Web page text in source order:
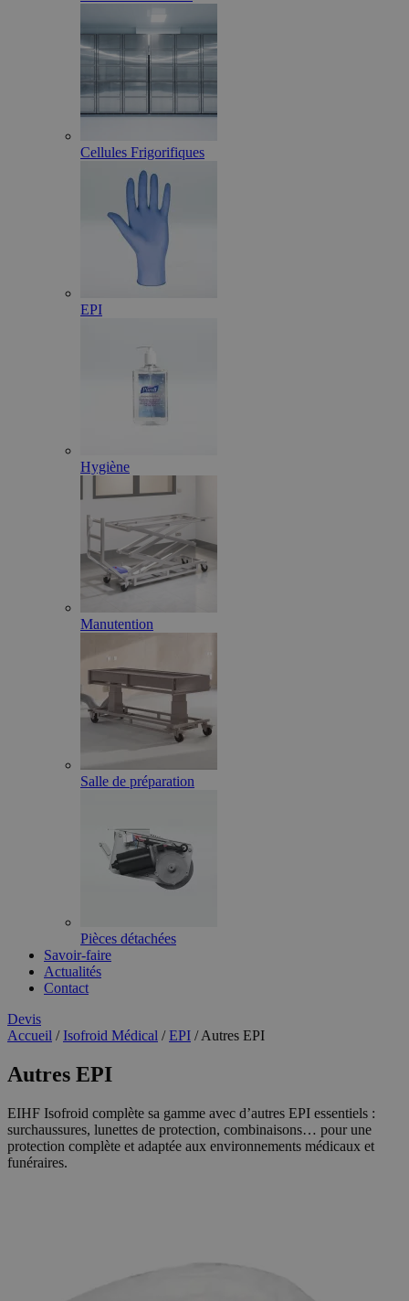
Cellules Frigorifiques
EPI
Hygiène
Manutention
Salle de préparation
Pièces détachées
Savoir-faire
Actualités
Contact
Devis
Accueil /Isofroid Médical /EPI /Autres EPI
Autres EPI
EIHF Isofroid complète sa gamme avec d’autres EPI essentiels :
surchaussures, lunettes de protection, combinaisons… pour une
protection complète et adaptée aux environnements médicaux et
funéraires.